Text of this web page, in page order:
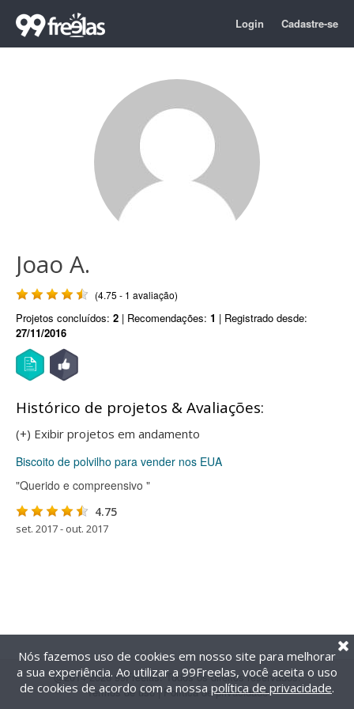
Login Cadastre-se
Joao A.
(4.75 - 1 avaliação)
Projetos concluídos: 2 | Recomendações: 1 | Registrado desde:
27/11/2016
Histórico de projetos & Avaliações:
(+) Exibir projetos em andamento
Biscoito de polvilho para vender nos EUA
"Querido e compreensivo "
4.75
set. 2017 - out. 2017
@2014-2026 99Freelas. Todos os direitos reservados.
Termos de uso| Política de privacidade
Nós fazemos uso de cookies em nosso site para melhorar
a sua experiência. Ao utilizar a 99Freelas, você aceita o uso
de cookies de acordo com a nossa política de privacidade.